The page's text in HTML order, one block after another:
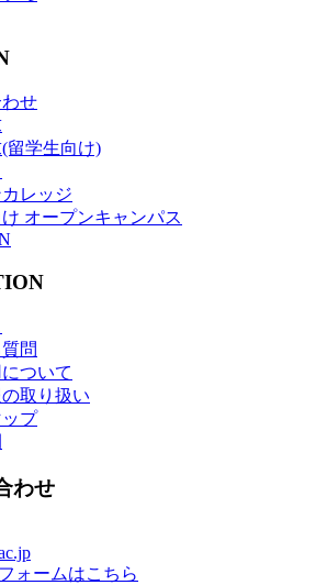
せ
留学生向け)
レッジ
オープンキャンパス
問
ついて
取り扱い
プ
わせ
ォームはこちら